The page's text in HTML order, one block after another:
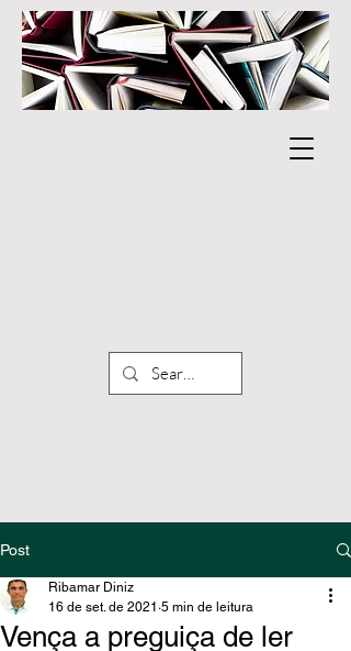
Post
Vença a preguiça de ler
Ribamar Diniz
16 de set. de 2021 5 min de leitura